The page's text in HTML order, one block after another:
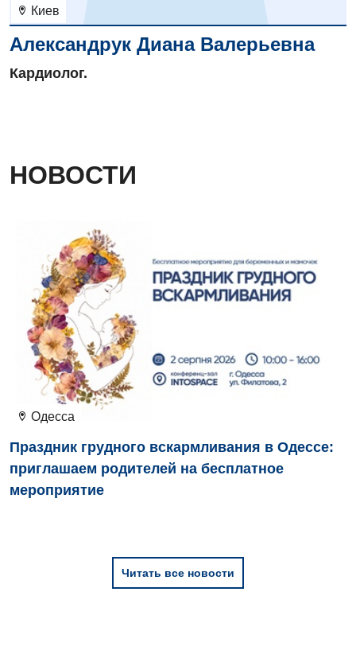
Киев
Александрук Диана Валерьевна
Кардиолог.
НОВОСТИ
Одесса
Праздник грудного вскармливания в Одессе:
приглашаем родителей на бесплатное
мероприятие
Читать все новости